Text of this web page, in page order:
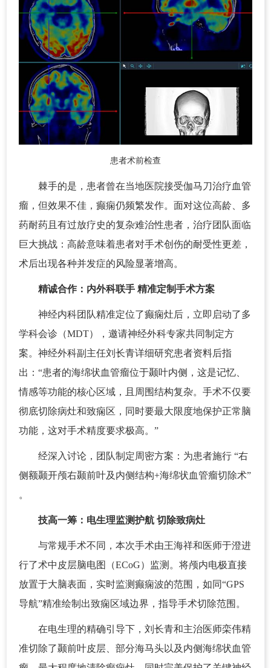
患者术前检查
棘手的是，患者曾在当地医院接受伽马刀治疗血管
瘤，但效果不佳，癫痫仍频繁发作。面对这位高龄、多
药耐药且有过放疗史的复杂难治性患者，治疗团队面临
巨大挑战：高龄意味着患者对手术创伤的耐受性更差，
术后出现各种并发症的风险显著增高。
精诚合作：内外科联手 精准定制手术方案
神经内科团队精准定位了癫痫灶后，立即启动了多
学科会诊（MDT），邀请神经外科专家共同制定方
案。神经外科副主任刘长青详细研究患者资料后指
出：“患者的海绵状血管瘤位于颞叶内侧，这是记忆、
情感等功能的核心区域，且周围结构复杂。手术不仅要
彻底切除病灶和致痫区，同时要最大限度地保护正常脑
功能，这对手术精度要求极高。”
经深入讨论，团队制定周密方案：为患者施行 “右
侧额颞开颅右颞前叶及内侧结构+海绵状血管瘤切除术”
。
技高一筹：电生理监测护航 切除致病灶
与常规手术不同，本次手术由王海祥和医师于澄进
行了术中皮层脑电图（ECoG）监测。将颅内电极直接
放置于大脑表面，实时监测癫痫波的范围，如同“GPS
导航”精准绘制出致痫区域边界，指导手术切除范围。
在电生理的精确引导下，刘长青和主治医师栾伟精
准切除了颞前叶皮层、部分海马头以及内侧海绵状血管